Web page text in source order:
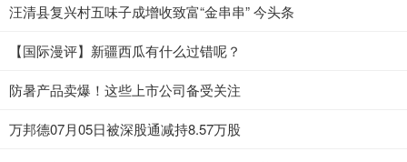
汪清县复兴村五味子成增收致富“金串串” 今头条
【国际漫评】新疆西瓜有什么过错呢？
防暑产品卖爆！这些上市公司备受关注
万邦德07月05日被深股通减持8.57万股